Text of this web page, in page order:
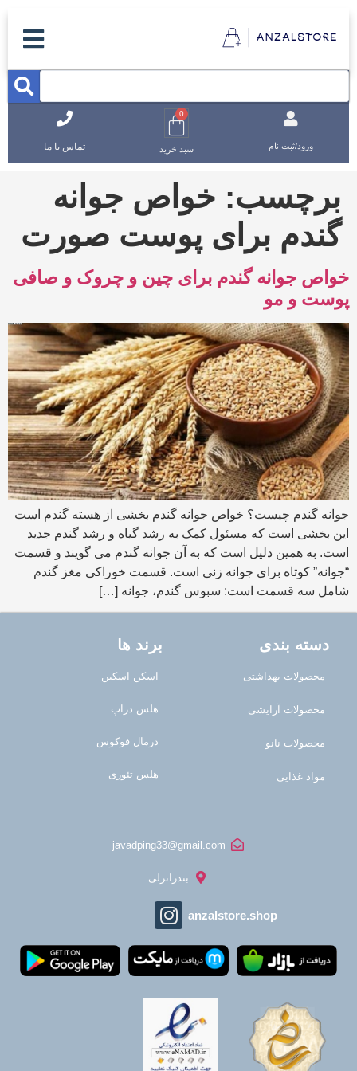
ورود/ثبت نام
0
سبد خرید تماس با ما
برچسب: خواص جوانه
گندم برای پوست صورت
خواص جوانه گندم برای چین و چروک و صافی
پوست و مو
جوانه گندم چیست؟ خواص جوانه گندم بخشی از هسته گندم است
این بخشی است که مسئول کمک به رشد گیاه و رشد گندم جدید
است. به همین دلیل است که به آن جوانه گندم می گویند و قسمت
“جوانه” کوتاه برای جوانه زنی است. قسمت خوراکی مغز گندم
شامل سه قسمت است: سبوس گندم، جوانه […]
دسته بندی
محصولات بهداشتی
محصولات آرایشی
محصولات نانو
مواد غذایی
برند ها
اسکن اسکین
هلس دراپ
درمال فوکوس
هلس تئوری
javadping33@gmail.com
بندرانزلی
anzalstore.shop